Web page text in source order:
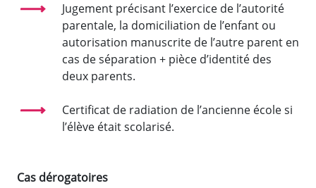
Jugement précisant l’exercice de l’autorité
parentale, la domiciliation de l’enfant ou
autorisation manuscrite de l’autre parent en
cas de séparation + pièce d’identité des
deux parents.
Certificat de radiation de l’ancienne école si
l’élève était scolarisé.
Cas dérogatoires